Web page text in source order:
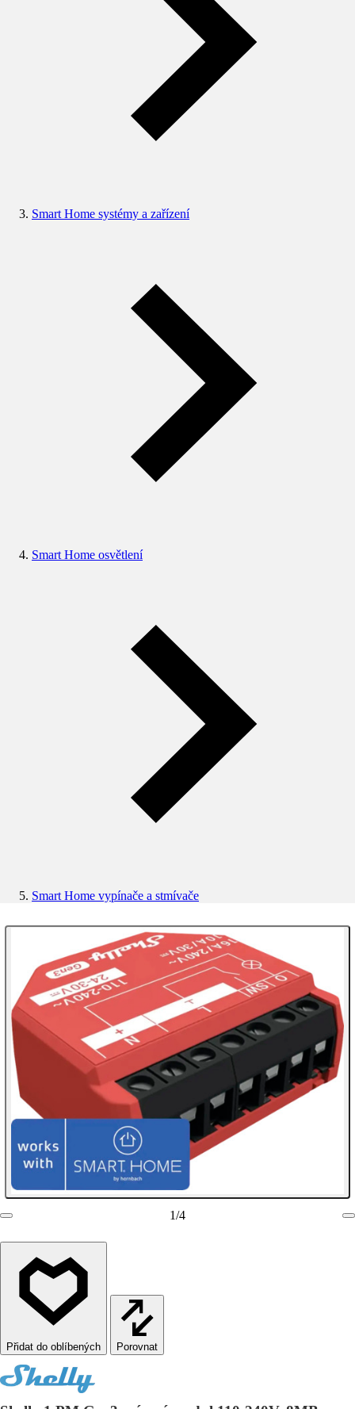
Smart Home systémy a zařízení
Smart Home osvětlení
Smart Home vypínače a stmívače
1/4
Porovnat